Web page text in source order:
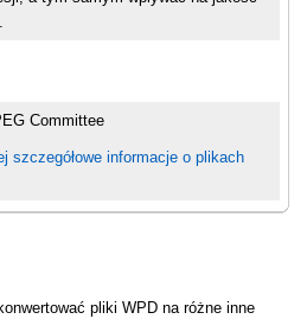
Committee
szczegółowe informacje o plikach
pliki WPD na różne inne